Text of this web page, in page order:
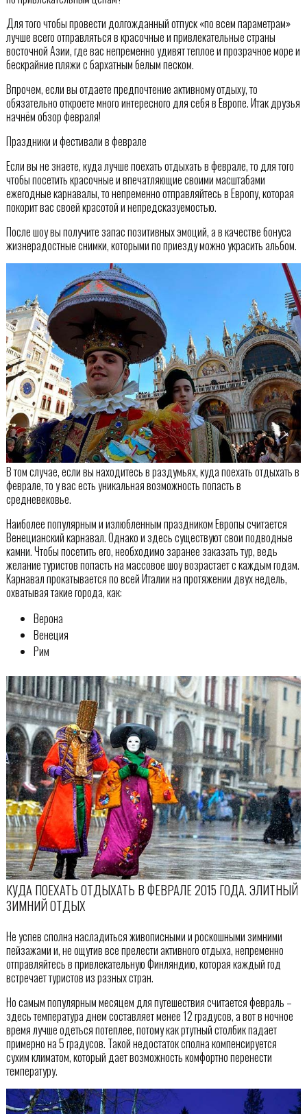
Для того чтобы провести долгожданный отпуск «по всем параметрам»
лучше всего отправляться в красочные и привлекательные страны
восточной Азии, где вас непременно удивят теплое и прозрачное море и
бескрайние пляжи с бархатным белым песком.
Впрочем, если вы отдаете предпочтение активному отдыху, то
обязательно откроете много интересного для себя в Европе. Итак друзья
начнём обзор февраля!
Праздники и фестивали в феврале
Если вы не знаете, куда лучше поехать отдыхать в феврале, то для того
чтобы посетить красочные и впечатляющие своими масштабами
ежегодные карнавалы, то непременно отправляйтесь в Европу, которая
покорит вас своей красотой и непредсказуемостью.
После шоу вы получите запас позитивных эмоций, а в качестве бонуса
жизнерадостные снимки, которыми по приезду можно украсить альбом.
В том случае, если вы находитесь в раздумьях, куда поехать отдыхать в
феврале, то у вас есть уникальная возможность попасть в
средневековье.
Наиболее популярным и излюбленным праздником Европы считается
Венецианский карнавал. Однако и здесь существуют свои подводные
камни. Чтобы посетить его, необходимо заранее заказать тур, ведь
желание туристов попасть на массовое шоу возрастает с каждым годам.
Карнавал прокатывается по всей Италии на протяжении двух недель,
охватывая такие города, как:
Верона
Венеция
Рим
КУДА ПОЕХАТЬ ОТДЫХАТЬ В ФЕВРАЛЕ 2015 ГОДА. ЭЛИТНЫЙ
ЗИМНИЙ ОТДЫХ
Не успев сполна насладиться живописными и роскошными зимними
пейзажами и, не ощутив все прелести активного отдыха, непременно
отправляйтесь в привлекательную Финляндию, которая каждый год
встречает туристов из разных стран.
Но самым популярным месяцем для путешествия считается февраль –
здесь температура днем составляет менее 12 градусов, а вот в ночное
время лучше одеться потеплее, потому как ртутный столбик падает
примерно на 5 градусов. Такой недостаток сполна компенсируется
сухим климатом, который дает возможность комфортно перенести
температуру.